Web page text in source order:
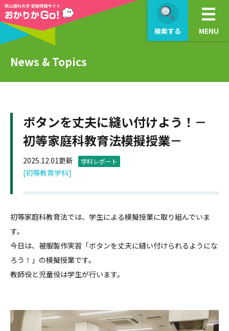
検索する MENU
News & Topics
ボタンを丈夫に縫い付けよう！－
初等家庭科教育法模擬授業－
2025.12.01更新 学科レポート
[初等教育学科]
初等家庭科教育法では、学生による模擬授業に取り組んでいま
す。
今日は、被服製作実習「ボタンを丈夫に縫い付けられるようにな
ろう！」の模擬授業です。
教師役と児童役は学生が行います。